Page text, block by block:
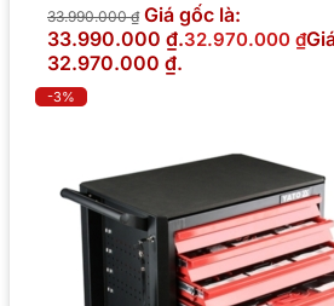
33.990.000₫ Giá gốc là:
33.990.000 ₫.32.970.000 ₫
32.970.000 ₫.
-3%